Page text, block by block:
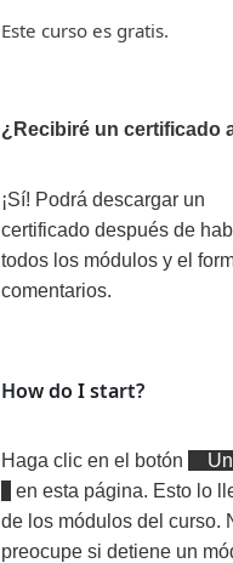
Este curso es gratis.
¿Recibiré un certificado
¡Sí! Podrá descargar un
certificado después de
todos los módulos y el
comentarios.
How do I start?
Haga clic en el botón
en esta página. Esto lo
de los módulos del curso.
preocupe si detiene un